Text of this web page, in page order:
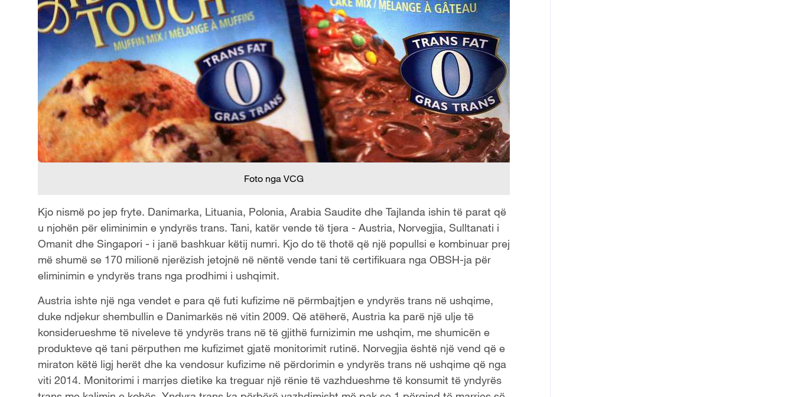
Foto nga VCG
Kjo nismë po jep fryte. Danimarka, Lituania, Polonia, Arabia Saudite dhe Tajlanda ishin të parat që
u njohën për eliminimin e yndyrës trans. Tani, katër vende të tjera - Austria, Norvegjia, Sulltanati i
Omanit dhe Singapori - i janë bashkuar këtij numri. Kjo do të thotë që një popullsi e kombinuar prej
më shumë se 170 milionë njerëzish jetojnë në nëntë vende tani të certifikuara nga OBSH-ja për
eliminimin e yndyrës trans nga prodhimi i ushqimit.
Austria ishte një nga vendet e para që futi kufizime në përmbajtjen e yndyrës trans në ushqime,
duke ndjekur shembullin e Danimarkës në vitin 2009. Që atëherë, Austria ka parë një ulje të
konsiderueshme të niveleve të yndyrës trans në të gjithë furnizimin me ushqim, me shumicën e
produkteve që tani përputhen me kufizimet gjatë monitorimit rutinë. Norvegjia është një vend që e
miraton këtë ligj herët dhe ka vendosur kufizime në përdorimin e yndyrës trans në ushqime që nga
viti 2014. Monitorimi i marrjes dietike ka treguar një rënie të vazhdueshme të konsumit të yndyrës